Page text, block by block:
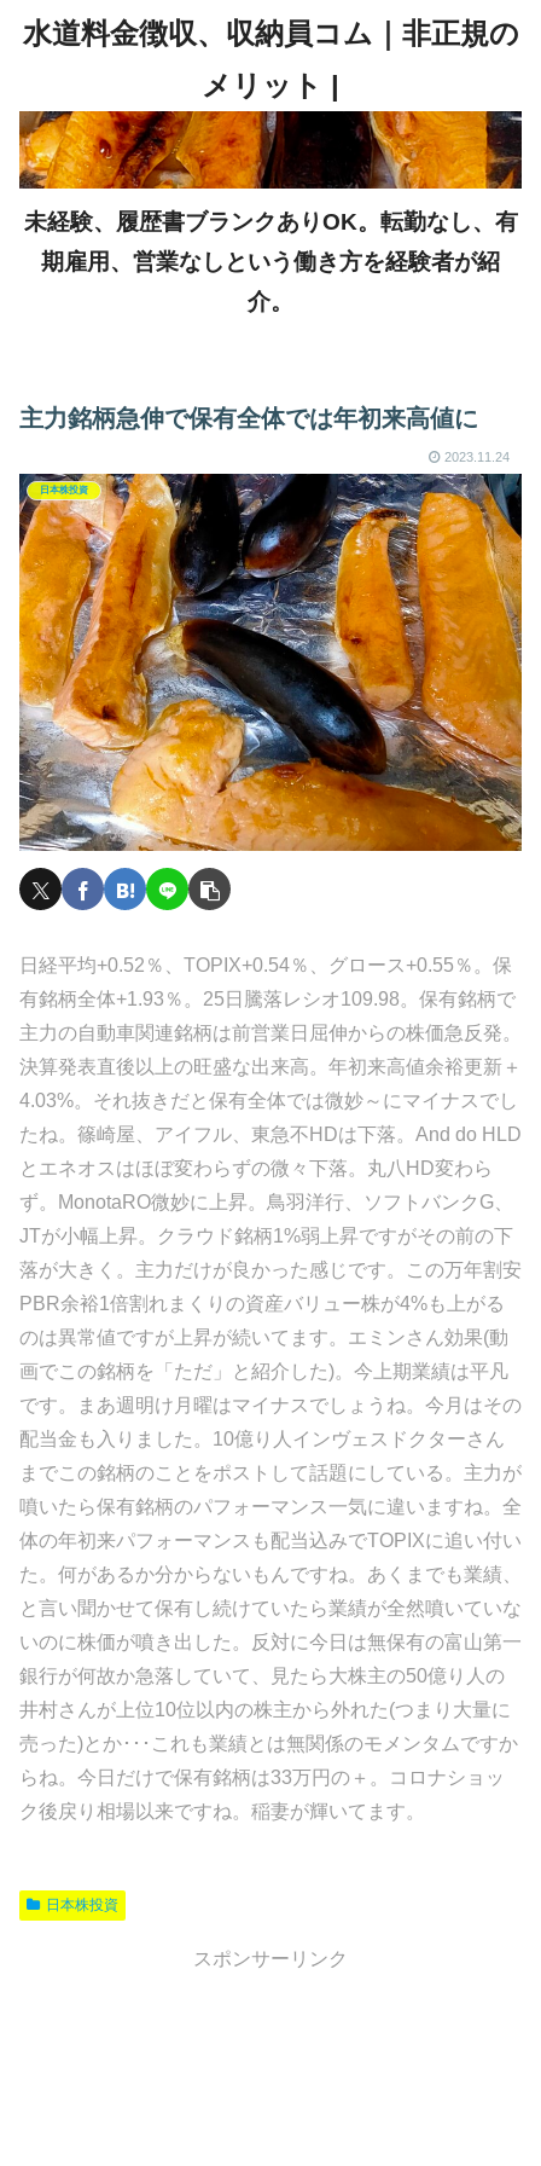
未経験、履歴書ブランクありOK。転勤なし、有
期雇用、営業なしという働き方を経験者が紹
介。
主力銘柄急伸で保有全体では年初来高値に
2023.11.24
日本株投資
日経平均+0.52％、TOPIX+0.54％、グロース+0.55％。保
有銘柄全体+1.93％。25日騰落レシオ109.98。保有銘柄で
主力の自動車関連銘柄は前営業日屈伸からの株価急反発。
決算発表直後以上の旺盛な出来高。年初来高値余裕更新＋
4.03%。それ抜きだと保有全体では微妙～にマイナスでし
たね。篠崎屋、アイフル、東急不HDは下落。And do HLD
とエネオスはほぼ変わらずの微々下落。丸八HD変わら
ず。MonotaRO微妙に上昇。鳥羽洋行、ソフトバンクG、
JTが小幅上昇。クラウド銘柄1%弱上昇ですがその前の下
落が大きく。主力だけが良かった感じです。この万年割安
PBR余裕1倍割れまくりの資産バリュー株が4%も上がる
のは異常値ですが上昇が続いてます。エミンさん効果(動
画でこの銘柄を「ただ」と紹介した)。今上期業績は平凡
です。まあ週明け月曜はマイナスでしょうね。今月はその
配当金も入りました。10億り人インヴェスドクターさん
までこの銘柄のことをポストして話題にしている。主力が
噴いたら保有銘柄のパフォーマンス一気に違いますね。全
体の年初来パフォーマンスも配当込みでTOPIXに追い付い
た。何があるか分からないもんですね。あくまでも業績、
と言い聞かせて保有し続けていたら業績が全然噴いていな
いのに株価が噴き出した。反対に今日は無保有の富山第一
銀行が何故か急落していて、見たら大株主の50億り人の
井村さんが上位10位以内の株主から外れた(つまり大量に
売った)とか･･･これも業績とは無関係のモメンタムですか
らね。今日だけで保有銘柄は33万円の＋。コロナショッ
ク後戻り相場以来ですね。稲妻が輝いてます。
日本株投資
スポンサーリンク